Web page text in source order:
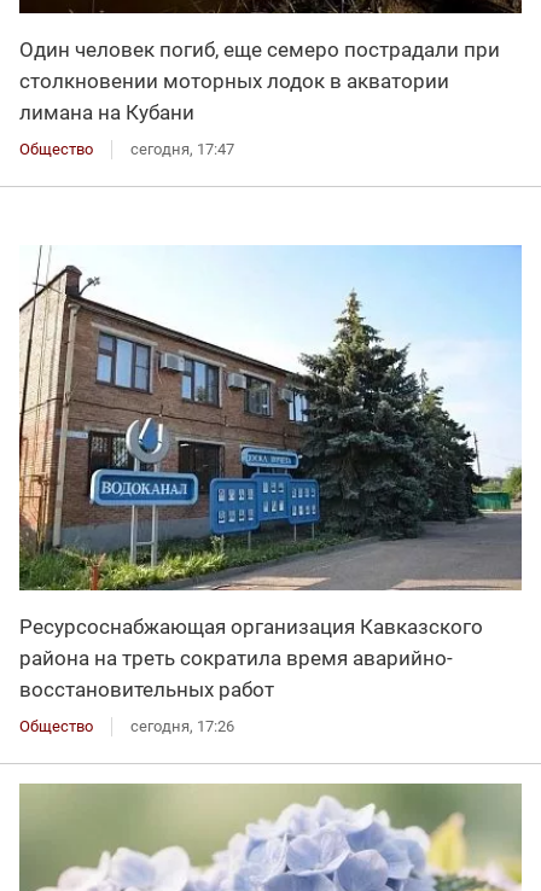
Один человек погиб, еще семеро пострадали при
столкновении моторных лодок в акватории
лимана на Кубани
Общество сегодня, 17:47
Ресурсоснабжающая организация Кавказского
района на треть сократила время аварийно-
восстановительных работ
Общество сегодня, 17:26